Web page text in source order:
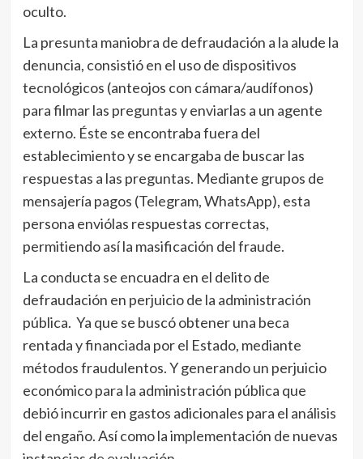
oculto.
La presunta maniobra de defraudación a la alude la
denuncia, consistió en el uso de dispositivos
tecnológicos (anteojos con cámara/audífonos)
para filmar las preguntas y enviarlas a un agente
externo. Éste se encontraba fuera del
establecimiento y se encargaba de buscar las
respuestas a las preguntas. Mediante grupos de
mensajería pagos (Telegram, WhatsApp), esta
persona enviólas respuestas correctas,
permitiendo así la masificación del fraude.
La conducta se encuadra en el delito de
defraudación en perjuicio de la administración
pública. Ya que se buscó obtener una beca
rentada y financiada por el Estado, mediante
métodos fraudulentos. Y generando un perjuicio
económico para la administración pública que
debió incurrir en gastos adicionales para el análisis
del engaño. Así como la implementación de nuevas